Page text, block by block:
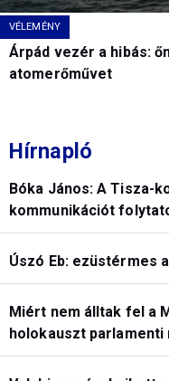
VÉLEMÉNY
Árpád vezér a hibás:
atomerőművet
Hírnapló
Bóka János: A Tisza-
kommunikációt
Úszó Eb: ezüstérmes
Miért nem álltak fel a
holokauszt